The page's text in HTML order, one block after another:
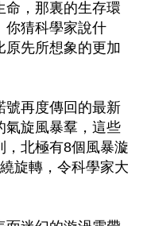
命，那裏的生存環
你猜科學家說什
原先所想象的更加
號再度傳回的最新
氣旋風暴羣，這些
，北極有8個風暴漩
旋轉，令科學家大